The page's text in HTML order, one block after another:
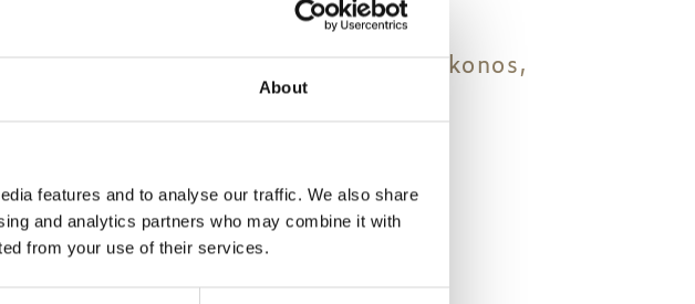
About
features and to analyse our traffic. We also share
and analytics partners who may combine it with
from your use of their services.
Im Sommer gibt es
und des Dodekanes, wie Mykonos,